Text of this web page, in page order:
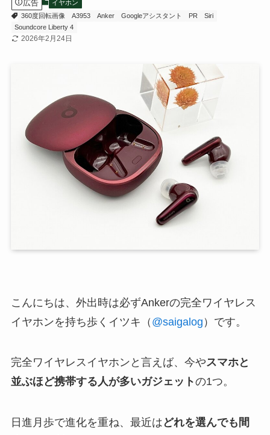
広告
イヤホン
360度回転画像
A3953 Anker Googleアシスタント PR
Siri
Soundcore Liberty 4
2026年2月24日
こんにちは、外出時は必ずAnkerの完全ワイヤレス
イヤホンを持ち歩くイツキ（ @saigalog ）です。
完全ワイヤレスイヤホンと言えば、今やスマホと
並ぶほど携帯する人が多いガジェットの1つ。
日進月歩で進化を重ね、最近は どれを選んでも間